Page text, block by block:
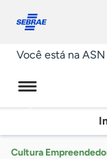
conosco
Você está na ASN
Cultura